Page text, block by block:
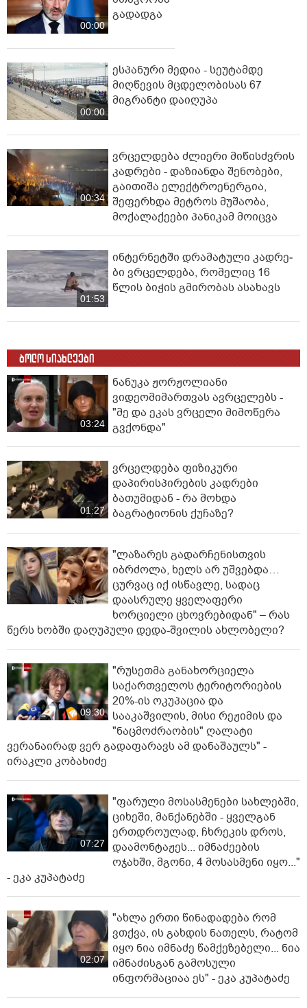
00:00
გადადგა
00:00
ესპანური მედია - სეუტამდე
მიღწევის მცდელობისას 67
მიგრანტი დაიღუპა
00:34
ვრცელდება ძლიერი მიწისძვრის
კადრები - დაზიანდა შენობები,
გაითიშა ელექტროენერგია,
შეფერხდა მეტროს მუშაობა,
მოქალაქეები პანიკამ მოიცვა
01:53
ინ­ტერ­ნეტ­ში დრა­მა­ტუ­ლი კად­რე­
ბი ვრცელდება, რომელიც 16
წლის ბიჭის გმირობას ასახავს
ბოლო სიახლეები
03:24
ნანუკა ჟორჟოლიანი
ვიდეომიმართვას ავრცელებს -
"მე და ეკას ვრცელი მიმოწერა
გვქონდა"
01:27
ვრცელდება ფიზიკური
დაპირისპირების კადრები
ბათუმიდან - რა მოხდა
ბაგრატიონის ქუჩაზე?
"ლაზარეს გადარჩენისთვის
იბრძოლა, ხელს არ უშვებდა…
ცურვაც იქ ისწავლე, სადაც
დაასრულე ყველაფერი
ხორციელი ცხოვრებიდან" – რას
წერს ხობში დაღუპული დედა-შვილის ახლობელი?
09:30
"რუსეთმა განახორციელა
საქართველოს ტერიტორიების
20%-ის ოკუპაცია და
სააკაშვილის, მისი რეჟიმის და
"ნაცმოძრაობის" ღალატი
ვერანაირად ვერ გადაფარავს ამ დანაშაულს" -
ირაკლი კობახიძე
07:27
"ფარული მოსასმენები სახლებში,
ციხეში, მანქანებში - ყველგან
ერთდროულად, ჩხრეკის დროს,
დაამონტაჟეს... იმნაძეების
ოჯახში, მგონი, 4 მოსასმენი იყო..."
- ეკა კუპატაძე
02:07
"ახლა ერთი წინადადება რომ
ვთქვა, ის გახდის ნათელს, რატომ
იყო ნია იმნაძე წამქეზებელი... ნია
იმნაძისგან გამოსული
ინფორმაციაა ეს" - ეკა კუპატაძე